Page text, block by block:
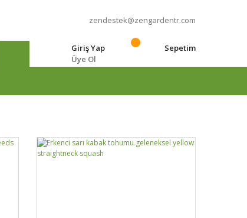
zendestek@zengardentr.com
Giriş Yap
Üye Ol
Sepetim